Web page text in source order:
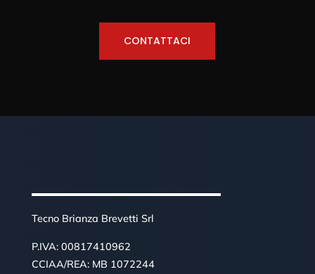
CONTATTACI
Tecno Brianza Brevetti Srl
P.IVA: 00817410962
CCIAA/REA: MB 1072244